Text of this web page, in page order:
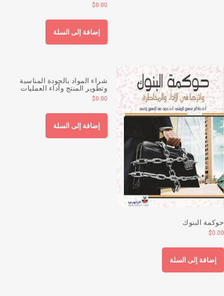
$0.00
إضافة إلى السلة
البنوك
$
إضافة إلى السلة
شراء المواد بالجودة المناسبة
وتطوير المنتج وأداء العمليات
$0.00
إضافة إلى السلة